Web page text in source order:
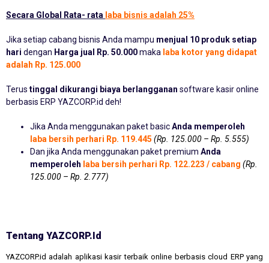
Secara Global Rata- rata laba bisnis adalah 25%
Jika setiap cabang bisnis Anda mampu menjual 10 produk setiap
hari dengan Harga jual Rp. 50.000maka laba kotor yang didapat
adalah Rp. 125.000
Terus tinggal dikurangi biaya berlangganan software kasir online
berbasis ERP YAZCORP.id deh!
Jika Anda menggunakan paket basicAnda memperoleh
laba bersih perhari Rp. 119.445 (Rp. 125.000 – Rp. 5.555)
Dan jika Anda menggunakan paket premium Anda
memperoleh laba bersih perhari Rp. 122.223 / cabang (Rp.
125.000 – Rp. 2.777)
Tentang YAZCORP.id
YAZCORP.id adalah aplikasi kasir terbaik online berbasis cloud ERP yang